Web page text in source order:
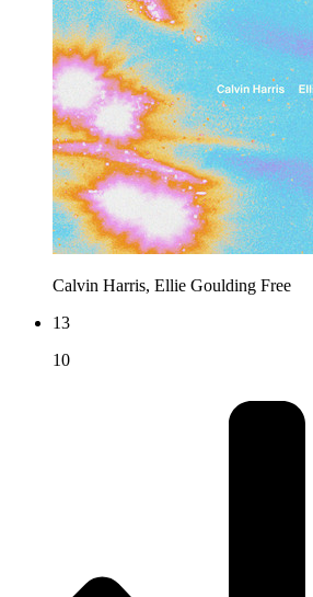
Calvin Harris, Ellie Goulding Free
13
10